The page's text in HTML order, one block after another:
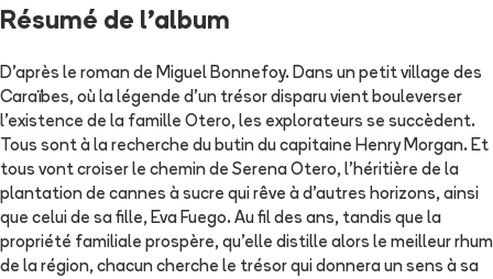
Résumé de l'album
D’après le roman de Miguel Bonnefoy. Dans un petit village des
Caraïbes, où la légende d’un trésor disparu vient bouleverser
l’existence de la famille Otero, les explorateurs se succèdent.
Tous sont à la recherche du butin du capitaine Henry Morgan. Et
tous vont croiser le chemin de Serena Otero, l’héritière de la
plantation de cannes à sucre qui rêve à d’autres horizons, ainsi
que celui de sa fille, Eva Fuego. Au fil des ans, tandis que la
propriété familiale prospère, qu’elle distille alors le meilleur rhum
de la région, chacun cherche le trésor qui donnera un sens à sa